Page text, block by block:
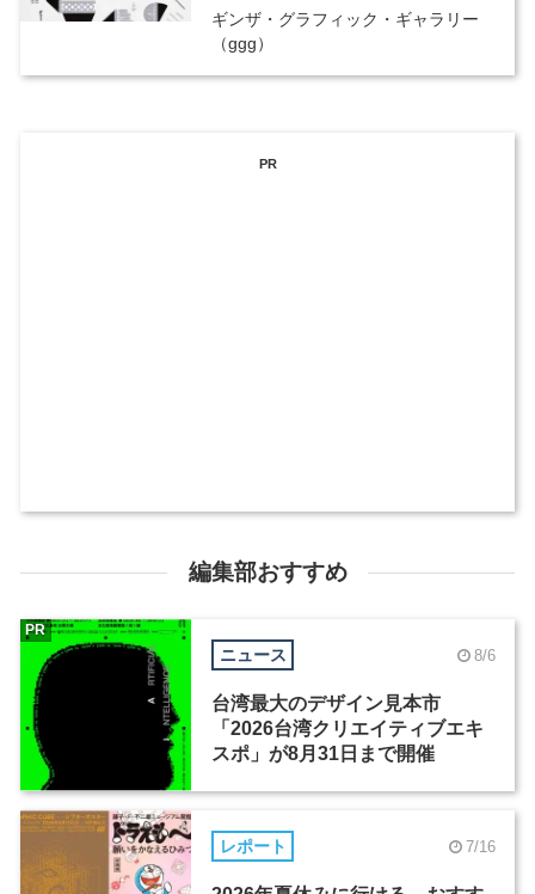
ギンザ・グラフィック・ギャラリー
（ggg）
PR
編集部おすすめ
ニュース 8/6
台湾最大のデザイン見本市
「2026台湾クリエイティブエキ
スポ」が8月31日まで開催
PR
レポート 7/16